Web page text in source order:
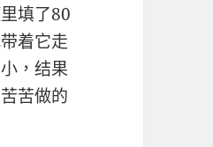
填了80
着它走
，结果
苦做的